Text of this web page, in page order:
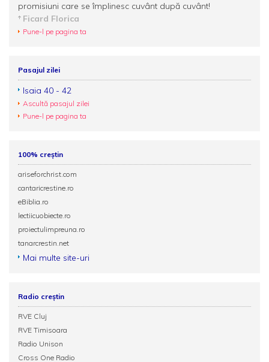
promisiuni care se împlinesc cuvânt după cuvânt!
Ficard Florica
Pune-l pe pagina ta
Pasajul zilei
Isaia 40 - 42
Ascultă pasajul zilei
Pune-l pe pagina ta
100% creștin
ariseforchrist.com
cantaricrestine.ro
eBiblia.ro
lectiicuobiecte.ro
proiectulimpreuna.ro
tanarcrestin.net
Mai multe site-uri
Radio creștin
RVE Cluj
RVE Timisoara
Radio Unison
Cross One Radio